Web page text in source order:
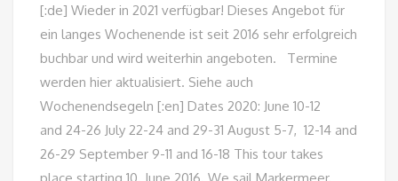
[:de] Wieder in 2021 verfügbar! Dieses Angebot für
ein langes Wochenende ist seit 2016 sehr erfolgreich
buchbar und wird weiterhin angeboten. Termine
werden hier aktualisiert. Siehe auch
Wochenendsegeln [:en] Dates 2020: June 10-12
and 24-26 July 22-24 and 29-31 August 5-7, 12-14 and
26-29 September 9-11 and 16-18 This tour takes